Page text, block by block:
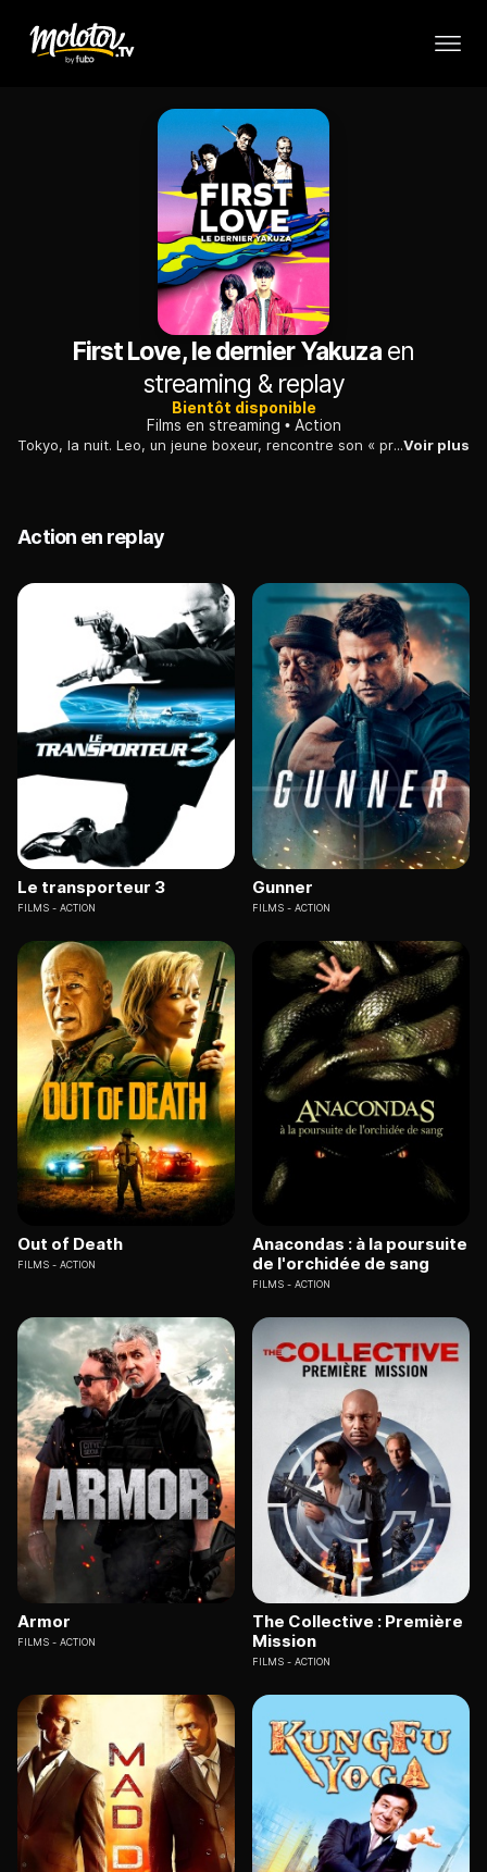
First Love, le dernier Yakuza en
streaming & replay
Bientôt disponible
Films en streaming
Action
Tokyo, la nuit. Leo, un jeune boxeur, rencontre son « premier amour », Monica, une callgirl toxicomane. Toute la nuit, un policier corrompu, un yakuza et une tueuse vont les poursuivre.Voir plus
Action en replay
Le transporteur 3
FILMS ACTION
Gunner
FILMS ACTION
Out of Death
FILMS ACTION
Anacondas : à la poursuite
de l'orchidée de sang
FILMS ACTION
Armor
FILMS ACTION
The Collective : Première
Mission
FILMS ACTION